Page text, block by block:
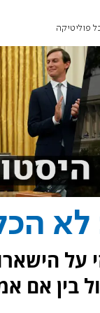
פוליטיקה
לא
על
בין אם